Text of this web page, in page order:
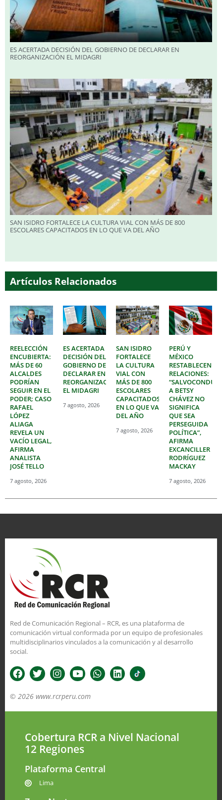
ES ACERTADA DECISIÓN DEL GOBIERNO DE DECLARAR EN
REORGANIZACIÓN EL MIDAGRI
SAN ISIDRO FORTALECE LA CULTURA VIAL CON MÁS DE 800
ESCOLARES CAPACITADOS EN LO QUE VA DEL AÑO
Artículos Relacionados
REELECCIÓN
ENCUBIERTA:
MÁS DE 60
ALCALDES
PODRÍAN
SEGUIR EN EL
PODER; CASO
RAFAEL
LÓPEZ
ALIAGA
REVELA UN
VACÍO LEGAL,
AFIRMA
ANALISTA
JOSÉ TELLO
7 agosto, 2026
ES ACERTADA
DECISIÓN DEL
GOBIERNO DE
DECLARAR EN
REORGANIZACIÓN
EL MIDAGRI
7 agosto, 2026
SAN ISIDRO
FORTALECE
LA CULTURA
VIAL CON
MÁS DE 800
ESCOLARES
CAPACITADOS
EN LO QUE VA
DEL AÑO
7 agosto, 2026
PERÚ Y
MÉXICO
RESTABLECEN
RELACIONES:
A BETSY
CHÁVEZ NO
SIGNIFICA
QUE SEA
PERSEGUIDA
POLÍTICA”,
AFIRMA
EXCANCILLER
RODRÍGUEZ
MACKAY
7 agosto, 2026
Red de Comunicación Regional – RCR, es una plataforma de
comunicación virtual conformada por un equipo de profesionales
multidisciplinarios vinculados a la comunicación y al desarrollo
social.
© 2026 www.rcrperu.com
Cobertura RCR a Nivel Nacional
12 Regiones
Plataforma Central
Lima